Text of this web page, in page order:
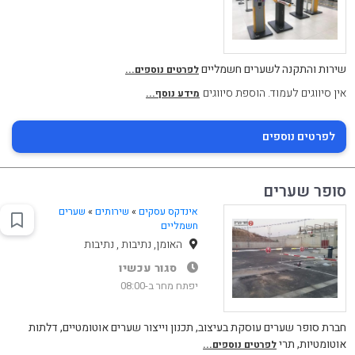
שירות והתקנה לשערים חשמלייםלפרטים נוספים...
אין סיווגים לעמוד. הוספת סיווגים מידע נוסף...
לפרטים נוספים
סופר שערים
אינדקס עסקים » שירותים» שערים
חשמליים
האומן, נתיבות , נתיבות
סגור עכשיו
יפתח מחר ב-08:00
חברת סופר שערים עוסקת בעיצוב, תכנון וייצור שערים אוטומטיים, דלתות
אוטומטיות, תרילפרטים נוספים...